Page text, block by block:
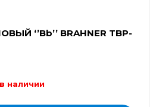
‘’Bb’’ BRAHNER TBP-
наличии